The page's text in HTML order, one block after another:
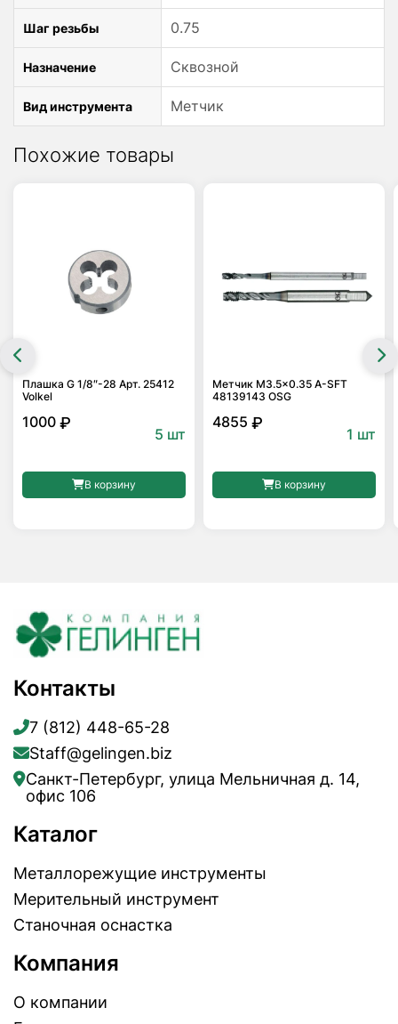
Шаг резьбы 0.75
Назначение Сквозной
Вид инструмента Метчик
Похожие товары
Плашка G 1/8″-28 Арт. 25412
Volkel
1000 ₽
5 шт
В корзину
Метчик M3.5×0.35 A-SFT
48139143 OSG
4855 ₽
1 шт
В корзину
Контакты
7 (812) 448-65-28
Staff@gelingen.biz
Санкт-Петербург, улица Мельничная д. 14,
офис 106
Каталог
Металлорежущие инструменты
Мерительный инструмент
Станочная оснастка
Компания
О компании